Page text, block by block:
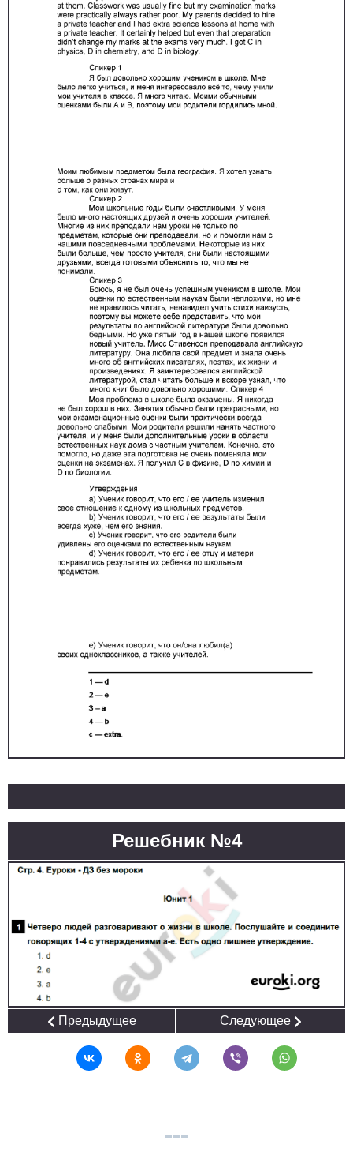
Решебник №4
Предыдущее Следующее